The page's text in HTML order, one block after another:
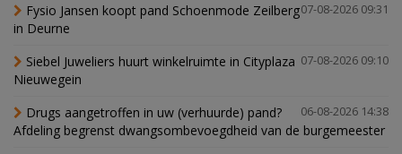
07-08-2026 09:31
Fysio Jansen koopt pand Schoenmode Zeilberg
in Deurne
07-08-2026 09:10
Siebel Juweliers huurt winkelruimte in Cityplaza
Nieuwegein
06-08-2026 14:38
Drugs aangetroffen in uw (verhuurde) pand?
Afdeling begrenst dwangsombevoegdheid van de burgemeester